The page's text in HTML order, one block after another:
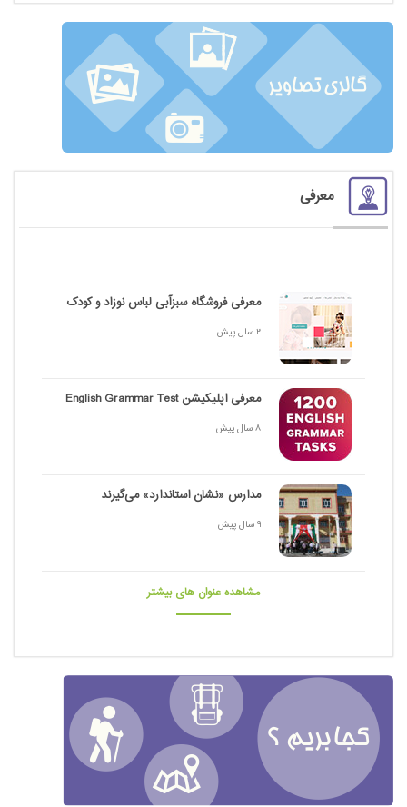
معرفی
معرفی فروشگاه سبزآبی لباس نوزاد و کودک
2 سال پیش
معرفی اپلیکیشن English Grammar Test
8 سال پیش
مدارس «نشان استاندارد» می‌گیرند
9 سال پیش
مشاهده عنوان های بیشتر